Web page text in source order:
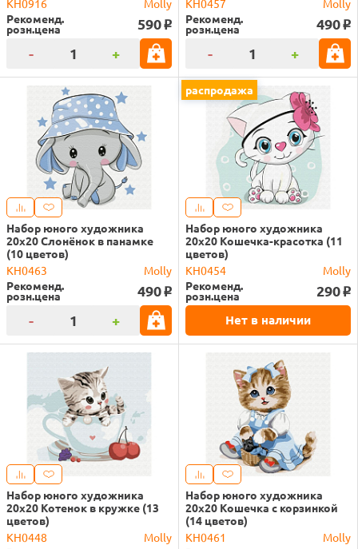
Рекоменд.
розн.цена 590 o
- +
Рекоменд.
розн.цена 490 o
- +
Набор юного художника
20х20 Слонёнок в панамке
(10 цветов)
KH0463
Molly
Рекоменд.
розн.цена 490 o
- +
распродажа
Набор юного художника
20х20 Кошечка-красотка (11
цветов)
KH0454
Molly
Рекоменд.
розн.цена 290 o
Нет в наличии
Набор юного художника
20х20 Котенок в кружке (13
цветов)
KH0448
Molly
Набор юного художника
20х20 Кошечка с корзинкой
(14 цветов)
KH0461
Molly